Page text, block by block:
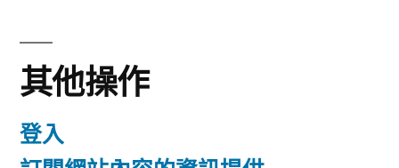
其他操作
登入